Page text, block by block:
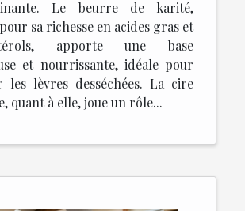
Le beurre de karité,
sa richesse en acides gras et
apporte une base
et nourrissante, idéale pour
les lèvres desséchées. La cire
quant à elle, joue un rôle...